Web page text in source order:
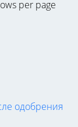
per page
одобрения